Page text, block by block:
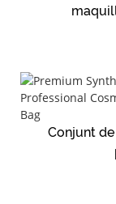
Conjunt